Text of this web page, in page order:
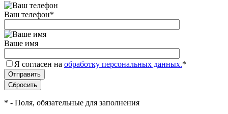
Ваш телефон*
Ваше имя
Я согласен на обработку персональных данных.*
* - Поля, обязательные для заполнения